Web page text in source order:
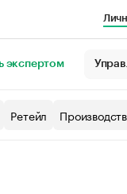
экспертом
Ретейл